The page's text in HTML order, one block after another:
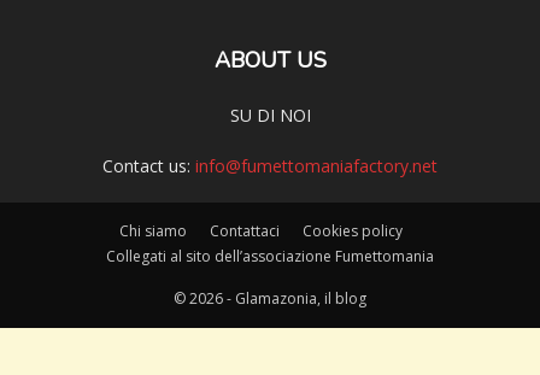
ABOUT US
SU DI NOI
Contact us: info@fumettomaniafactory.net
Chi siamo Contattaci
Cookies policy
Collegati al sito dell’associazione Fumettomania
© 2026 - Glamazonia, il blog